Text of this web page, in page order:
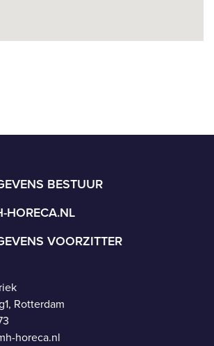
BESTUUR
HORECA.NL
VOORZITTER
Rotterdam
horeca.nl